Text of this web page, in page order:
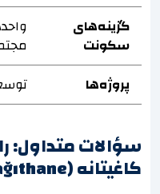
گزینه‌های
سکونت
پروژه‌ها
سؤالات متداول:
کاغیتانه (Kağıthane) در استانبول